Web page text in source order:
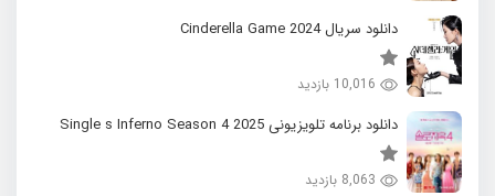
دانلود سریال 2024 Cinderella Game
10,016 بازدید
دانلود برنامه تلویزیونی 2025 Single s Inferno Season 4
8,063 بازدید